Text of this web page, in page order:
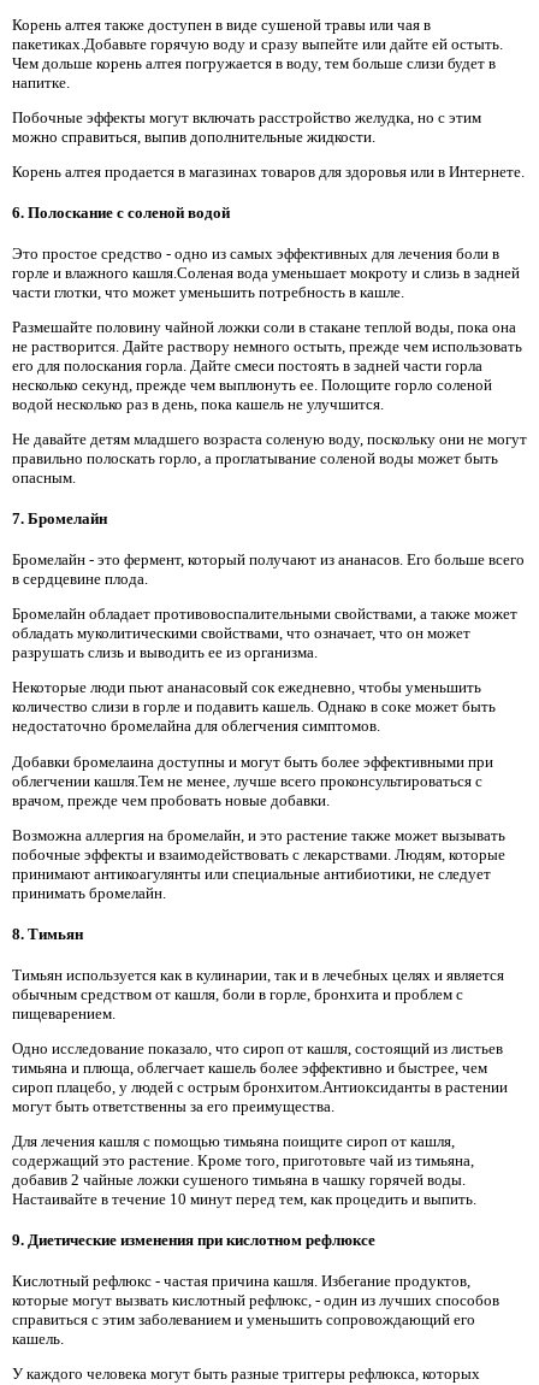
Корень алтея также доступен в виде сушеной травы или чая в
пакетиках.Добавьте горячую воду и сразу выпейте или дайте ей остыть.
Чем дольше корень алтея погружается в воду, тем больше слизи будет в
напитке.
Побочные эффекты могут включать расстройство желудка, но с этим
можно справиться, выпив дополнительные жидкости.
Корень алтея продается в магазинах товаров для здоровья или в Интернете.
6. Полоскание с соленой водой
Это простое средство - одно из самых эффективных для лечения боли в
горле и влажного кашля.Соленая вода уменьшает мокроту и слизь в задней
части глотки, что может уменьшить потребность в кашле.
Размешайте половину чайной ложки соли в стакане теплой воды, пока она
не растворится. Дайте раствору немного остыть, прежде чем использовать
его для полоскания горла. Дайте смеси постоять в задней части горла
несколько секунд, прежде чем выплюнуть ее. Полощите горло соленой
водой несколько раз в день, пока кашель не улучшится.
Не давайте детям младшего возраста соленую воду, поскольку они не могут
правильно полоскать горло, а проглатывание соленой воды может быть
опасным.
7. Бромелайн
Бромелайн - это фермент, который получают из ананасов. Его больше всего
в сердцевине плода.
Бромелайн обладает противовоспалительными свойствами, а также может
обладать муколитическими свойствами, что означает, что он может
разрушать слизь и выводить ее из организма.
Некоторые люди пьют ананасовый сок ежедневно, чтобы уменьшить
количество слизи в горле и подавить кашель. Однако в соке может быть
недостаточно бромелайна для облегчения симптомов.
Добавки бромелаина доступны и могут быть более эффективными при
облегчении кашля.Тем не менее, лучше всего проконсультироваться с
врачом, прежде чем пробовать новые добавки.
Возможна аллергия на бромелайн, и это растение также может вызывать
побочные эффекты и взаимодействовать с лекарствами. Людям, которые
принимают антикоагулянты или специальные антибиотики, не следует
принимать бромелайн.
8. Тимьян
Тимьян используется как в кулинарии, так и в лечебных целях и является
обычным средством от кашля, боли в горле, бронхита и проблем с
пищеварением.
Одно исследование показало, что сироп от кашля, состоящий из листьев
тимьяна и плюща, облегчает кашель более эффективно и быстрее, чем
сироп плацебо, у людей с острым бронхитом.Антиоксиданты в растении
могут быть ответственны за его преимущества.
Для лечения кашля с помощью тимьяна поищите сироп от кашля,
содержащий это растение. Кроме того, приготовьте чай из тимьяна,
добавив 2 чайные ложки сушеного тимьяна в чашку горячей воды.
Настаивайте в течение 10 минут перед тем, как процедить и выпить.
9. Диетические изменения при кислотном рефлюксе
Кислотный рефлюкс - частая причина кашля. Избегание продуктов,
которые могут вызвать кислотный рефлюкс, - один из лучших способов
справиться с этим заболеванием и уменьшить сопровождающий его
кашель.
У каждого человека могут быть разные триггеры рефлюкса, которых